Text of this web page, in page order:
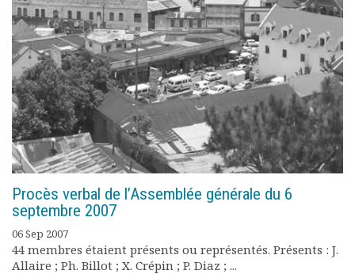
Procès verbal de l’Assemblée générale du 6
septembre 2007
06 Sep 2007
44 membres étaient présents ou représentés. Présents : J.
Allaire ; Ph. Billot ; X. Crépin ; P. Diaz ; ...